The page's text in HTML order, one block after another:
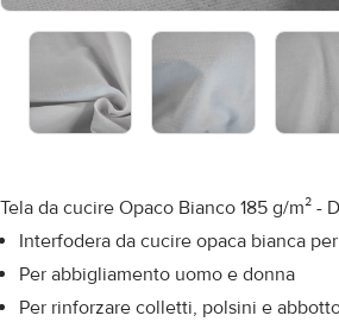
Tela da cucire Opaco Bianco 185 g/m² -
Interfodera da cucire opaca bianca
Per abbigliamento uomo e donna
Per rinforzare colletti, polsini e